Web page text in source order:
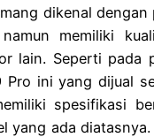
dikenal dengan
memiliki
lain. Seperti pada
Pro ini yang dijual
spesifikasi
yang ada